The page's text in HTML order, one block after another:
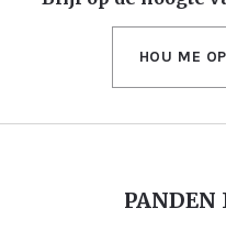
HOU ME
PANDEN